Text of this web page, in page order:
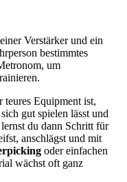
Verstärker und ein
bestimmtes
um
teures Equipment ist,
gut spielen lässt und
du dann Schritt für
anschlägst und mit
oder einfachen
wächst oft ganz